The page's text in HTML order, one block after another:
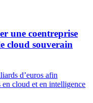
une coentreprise
cloud souverain
d’euros afin
en cloud et en intelligence